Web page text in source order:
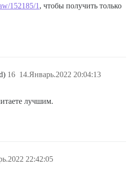
152185/1 , чтобы получить только
14.Январь.2022 20:04:13
16
лучшим.
22:42:05